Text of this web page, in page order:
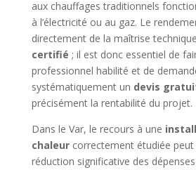
aux chauffages traditionnels
à l’électricité ou au gaz. Le
directement de la maîtrise technique
certifié ; il est donc essentiel de
professionnel habilité et de
systématiquement un devis
précisément la rentabilité du projet.
Dans le Var, le recours à une
chaleurcorrectement étudiée peut
réduction significative des